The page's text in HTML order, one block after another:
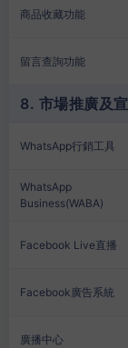
商品收藏功能
留言查詢功能
8. 市場推廣及
WhatsApp行銷工具
WhatsApp
Business(WABA)
Facebook Live直播
Facebook廣告系統
廣播中心